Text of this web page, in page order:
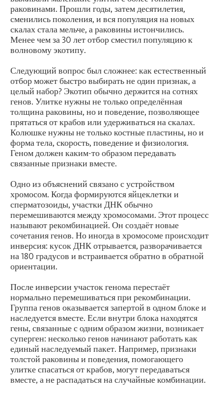
раковинами. Прошли годы, затем десятилетия,
сменились поколения, и вся популяция на новых
скалах стала мельче, а раковины истончились.
Менее чем за 30 лет отбор сместил популяцию к
волновому экотипу.
Следующий вопрос был сложнее: как естественный
отбор может быстро выбирать не один признак, а
целый набор? Экотип обычно держится на сотнях
генов. Улитке нужны не только определённая
толщина раковины, но и поведение, позволяющее
прятаться от крабов или удерживаться на скалах.
Колюшке нужны не только костные пластины, но и
форма тела, скорость, поведение и физиология.
Геном должен каким-то образом передавать
связанные признаки вместе.
Одно из объяснений связано с устройством
хромосом. Когда формируются яйцеклетки и
сперматозоиды, участки ДНК обычно
перемешиваются между хромосомами. Этот процесс
называют рекомбинацией. Он создаёт новые
сочетания генов. Но иногда в хромосоме происходит
инверсия: кусок ДНК отрывается, разворачивается
на 180 градусов и встраивается обратно в обратной
ориентации.
После инверсии участок генома перестаёт
нормально перемешиваться при рекомбинации.
Группа генов оказывается запертой в одном блоке и
наследуется вместе. Если внутри блока находятся
гены, связанные с одним образом жизни, возникает
суперген: несколько генов начинают работать как
единый наследуемый пакет. Например, признаки
толстой раковины и поведения, помогающего
улитке спасаться от крабов, могут передаваться
вместе, а не распадаться на случайные комбинации.